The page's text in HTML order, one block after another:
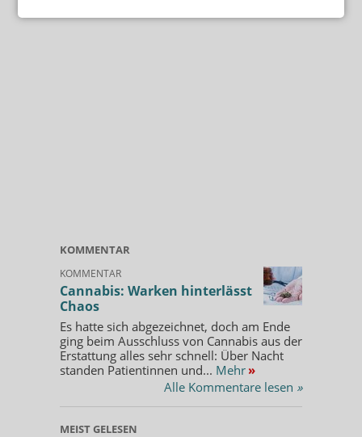
KOMMENTAR
KOMMENTAR
Cannabis: Warken hinterlässt
Chaos
Es hatte sich abgezeichnet, doch am Ende
ging beim Ausschluss von Cannabis aus der
Erstattung alles sehr schnell: Über Nacht
standen Patientinnen und... Mehr »
Alle Kommentare lesen »
MEIST GELESEN